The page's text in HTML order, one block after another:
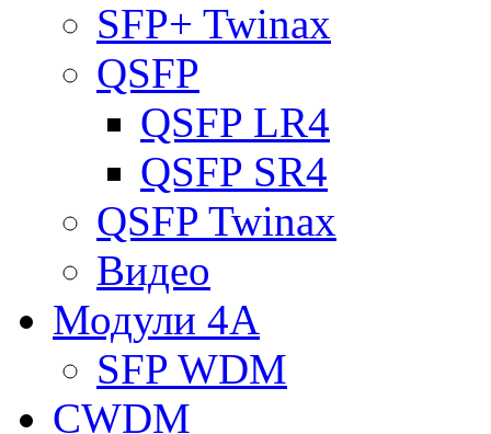
SFP+ Twinax
QSFP
QSFP LR4
QSFP SR4
QSFP Twinax
Видео
Модули 4A
SFP WDM
CWDM